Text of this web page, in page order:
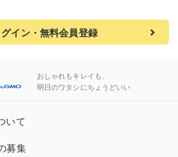
グイン・無料会員登録
おしゃれもキレイも、
明日のワタシにちょうどいい
いて
募集